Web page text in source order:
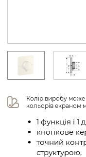
Колір виробу може
кольорів екраном
1 функція і 1
кнопкове
точний
структурою,